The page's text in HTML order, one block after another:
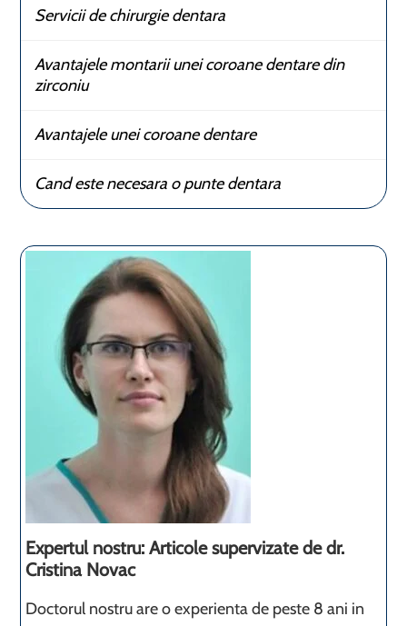
Servicii de chirurgie dentara
Avantajele montarii unei coroane dentare din
zirconiu
Avantajele unei coroane dentare
Cand este necesara o punte dentara
Expertul nostru: Articole supervizate de dr.
Cristina Novac
Doctorul nostru are o experienta de peste 8 ani in